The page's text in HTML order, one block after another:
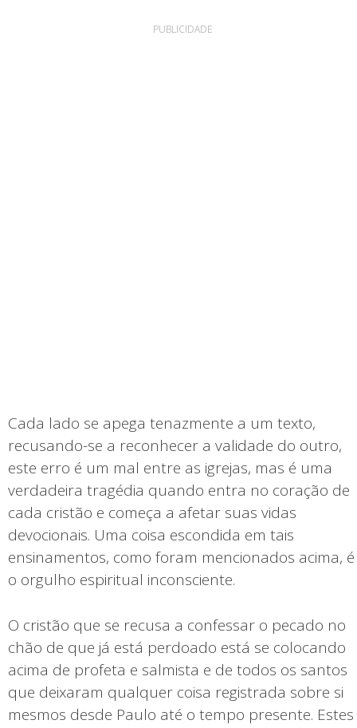
PUBLICIDADE
Cada lado se apega tenazmente a um texto,
recusando-se a reconhecer a validade do outro,
este erro é um mal entre as igrejas, mas é uma
verdadeira tragédia quando entra no coração de
cada cristão e começa a afetar suas vidas
devocionais. Uma coisa escondida em tais
ensinamentos, como foram mencionados acima, é
o orgulho espiritual inconsciente.
O cristão que se recusa a confessar o pecado no
chão de que já está perdoado está se colocando
acima de profeta e salmista e de todos os santos
que deixaram qualquer coisa registrada sobre si
mesmos desde Paulo até o tempo presente. Estes